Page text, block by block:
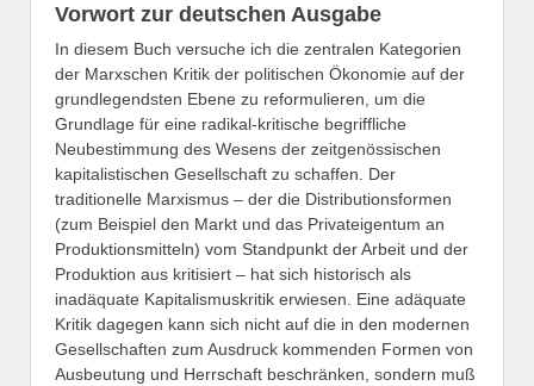
Vorwort zur deutschen Ausgabe
In diesem Buch versuche ich die zentralen Kategorien
der Marxschen Kritik der politischen Ökonomie auf der
grundlegendsten Ebene zu reformulieren, um die
Grundlage für eine radikal-kritische begriffliche
Neubestimmung des Wesens der zeitgenössischen
kapitalistischen Gesellschaft zu schaffen. Der
traditionelle Marxismus – der die Distributionsformen
(zum Beispiel den Markt und das Privateigentum an
Produktionsmitteln) vom Standpunkt der Arbeit und der
Produktion aus kritisiert – hat sich historisch als
inadäquate Kapitalismuskritik erwiesen. Eine adäquate
Kritik dagegen kann sich nicht auf die in den modernen
Gesellschaften zum Ausdruck kommenden Formen von
Ausbeutung und Herrschaft beschränken, sondern muß